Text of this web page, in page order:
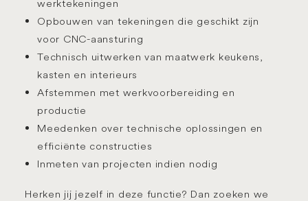
werktekeningen
Opbouwen van tekeningen die geschikt zijn
voor CNC-aansturing
Technisch uitwerken van maatwerk keukens,
kasten en interieurs
Afstemmen met werkvoorbereiding en
productie
Meedenken over technische oplossingen en
efficiënte constructies
Inmeten van projecten indien nodig
Herken jij jezelf in deze functie? Dan zoeken we